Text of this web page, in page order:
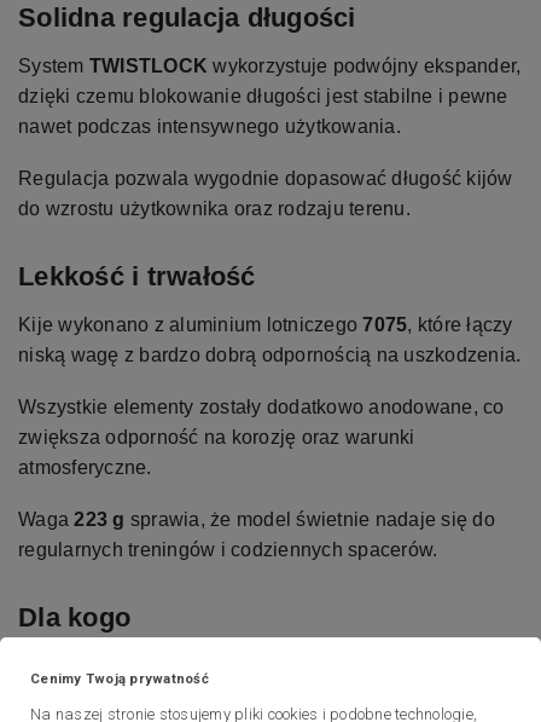
Solidna regulacja długości
System TWISTLOCK wykorzystuje podwójny ekspander,
dzięki czemu blokowanie długości jest stabilne i pewne
nawet podczas intensywnego użytkowania.
Regulacja pozwala wygodnie dopasować długość kijów
do wzrostu użytkownika oraz rodzaju terenu.
Lekkość i trwałość
Kije wykonano z aluminium lotniczego7075, które łączy
niską wagę z bardzo dobrą odpornością na uszkodzenia.
Wszystkie elementy zostały dodatkowo anodowane, co
zwiększa odporność na korozję oraz warunki
atmosferyczne.
Waga223 g sprawia, że model świetnie nadaje się do
regularnych treningów i codziennych spacerów.
Dla kogo
Cenimy Twoją prywatność
Na naszej stronie stosujemy pliki cookies i podobne technologie,